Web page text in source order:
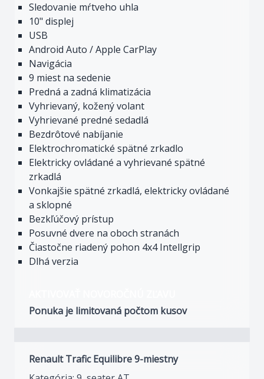
Sledovanie mŕtveho uhla
10" displej
USB
Android Auto / Apple CarPlay
Navigácia
9 miest na sedenie
Predná a zadná klimatizácia
Vyhrievaný, kožený volant
Vyhrievané predné sedadlá
Bezdrôtové nabíjanie
Elektrochromatické spätné zrkadlo
Elektricky ovládané a vyhrievané spätné
zrkadlá
Vonkajšie spätné zrkadlá, elektricky ovládané
a sklopné
Bezkľúčový prístup
Posuvné dvere na oboch stranách
Čiastočne riadený pohon 4x4 Intellgrip
Dlhá verzia
Ponuka je limitovaná počtom kusov
Renault Trafic Equilibre 9-miestny